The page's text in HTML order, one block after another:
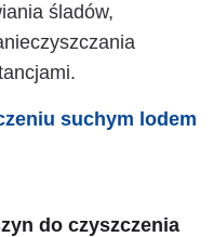
śladów,
suchym lodem
do czyszczenia